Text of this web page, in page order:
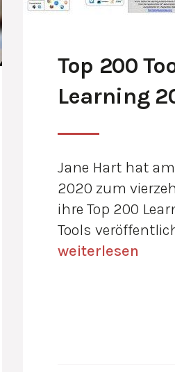
Top 200
Learning
Jane Hart hat
2020 zum
ihre Top 200
Tools
weiterlesen